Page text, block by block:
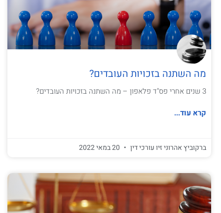
מה השתנה בזכויות העובדים?
3 שנים אחרי פס"ד פלאפון – מה השתנה בזכויות העובדים?
קרא עוד...
ברקוביץ אהרוני זיו עורכי דין